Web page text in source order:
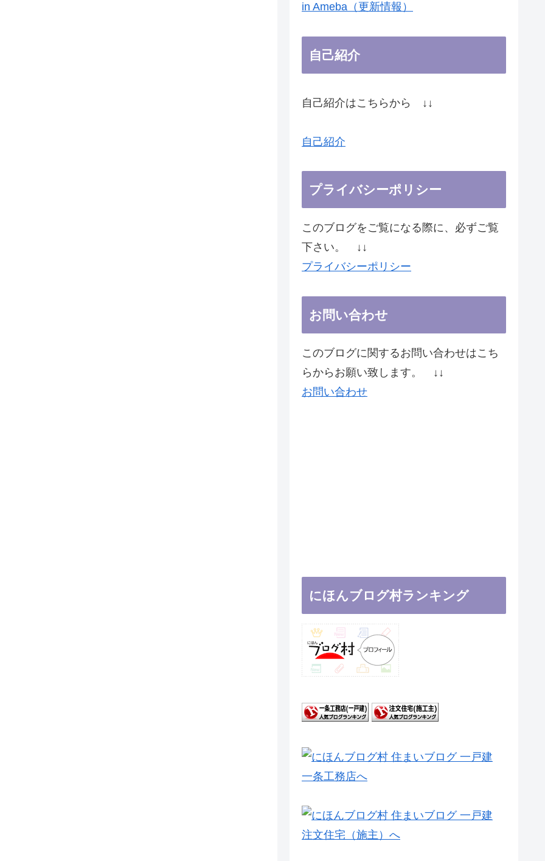
in Ameba（更新情報）
自己紹介
自己紹介はこちらから ↓↓
自己紹介
プライバシーポリシー
このブログをご覧になる際に、必ずご覧
下さい。 ↓↓
プライバシーポリシー
お問い合わせ
このブログに関するお問い合わせはこち
らからお願い致します。 ↓↓
お問い合わせ
にほんブログ村ランキング